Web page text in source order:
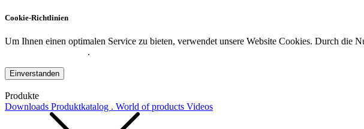
Cookie-Richtlinien
Um Ihnen einen optimalen Service zu bieten, verwendet unsere Website Cookies. Durch die
.
Einverstanden
Produkte
Downloads Produktkatalog . World of products Videos